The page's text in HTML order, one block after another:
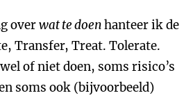
overwat te doenhanteer ik de
Transfer, Treat. Tolerate.
of niet doen, soms risico’s
soms ook (bijvoorbeeld)